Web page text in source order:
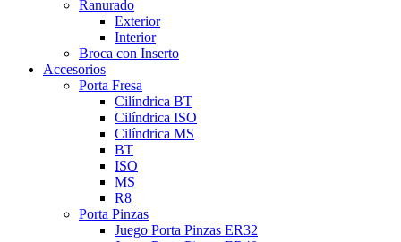
Ranurado
Exterior
Interior
Broca con Inserto
Accesorios
Porta Fresa
Cilíndrica BT
Cilíndrica ISO
Cilíndrica MS
BT
ISO
MS
R8
Porta Pinzas
Juego Porta Pinzas ER32